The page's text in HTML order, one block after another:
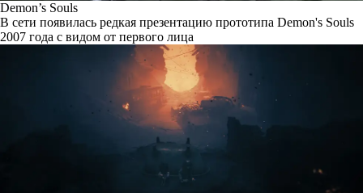
Demon’s Souls
В сети появилась редкая презентацию прототипа Demon's Souls
2007 года с видом от первого лица